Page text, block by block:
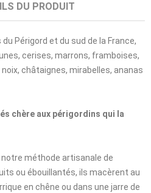
DU PRODUIT
Périgord et du sud de la France,
cerises, marrons, framboises,
châtaignes, mirabelles, ananas
chère aux périgordins qui la
méthode artisanale de
ou ébouillantés, ils macèrent au
en chêne ou dans une jarre de